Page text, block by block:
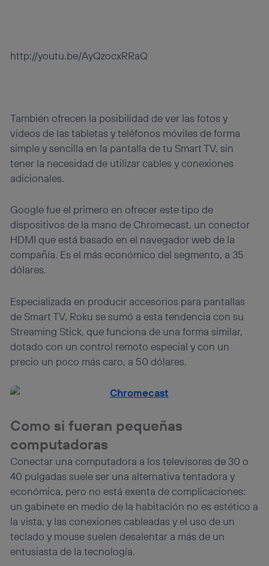
http://youtu.be/AyQzocxRRaQ
También ofrecen la posibilidad de ver las fotos y
videos de las tabletas y teléfonos móviles de forma
simple y sencilla en la pantalla de tu Smart TV, sin
tener la necesidad de utilizar cables y conexiones
adicionales.
Google fue el primero en ofrecer este tipo de
dispositivos de la mano de Chromecast, un conector
HDMI que está basado en el navegador web de la
compañía. Es el más económico del segmento, a 35
dólares.
Especializada en producir accesorios para pantallas
de Smart TV, Roku se sumó a esta tendencia con su
Streaming Stick, que funciona de una forma similar,
dotado con un control remoto especial y con un
precio un poco más caro, a 50 dólares.
Como si fueran pequeñas
computadoras
Conectar una computadora a los televisores de 30 o
40 pulgadas suele ser una alternativa tentadora y
económica, pero no está exenta de complicaciones:
un gabinete en medio de la habitación no es estético a
la vista, y las conexiones cableadas y el uso de un
teclado y mouse suelen desalentar a más de un
entusiasta de la tecnología.